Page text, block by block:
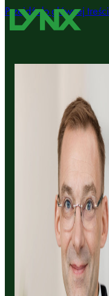
Przejdź do głównej treści